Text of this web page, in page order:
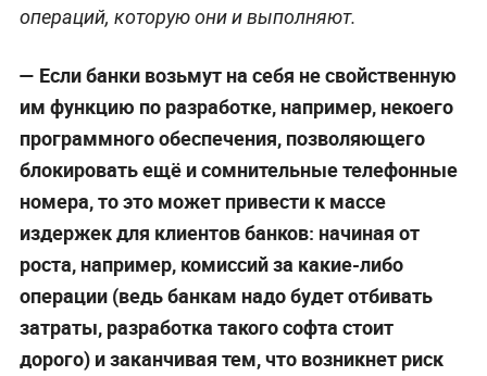
операций, которую они и выполняют.
— Если банки возьмут на себя не свойственную
им функцию по разработке, например, некоего
программного обеспечения, позволяющего
блокировать ещё и сомнительные телефонные
номера, то это может привести к массе
издержек для клиентов банков: начиная от
роста, например, комиссий за какие-либо
операции (ведь банкам надо будет отбивать
затраты, разработка такого софта стоит
дорого) и заканчивая тем, что возникнет риск